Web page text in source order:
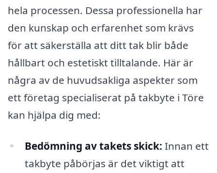
hela processen. Dessa professionella har
den kunskap och erfarenhet som krävs
för att säkerställa att ditt tak blir både
hållbart och estetiskt tilltalande. Här är
några av de huvudsakliga aspekter som
ett företag specialiserat på takbyte i Töre
kan hjälpa dig med:
Bedömning av takets skick: Innan ett
takbyte påbörjas är det viktigt att